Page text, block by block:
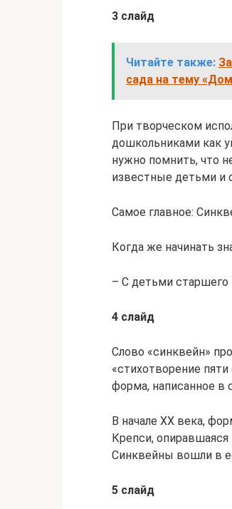
3 слайд
Читайте также:
сада на тему
При творческом
дошкольниками как
нужно помнить, что
известные детьми и
Самое главное:
Когда же начинать
– С детьми старшего
4 слайд
Слово «синквейн»
«стихотворение
форма, написанное в
В начале XX века,
Крепси,
Синквейны вошли в
5 слайд